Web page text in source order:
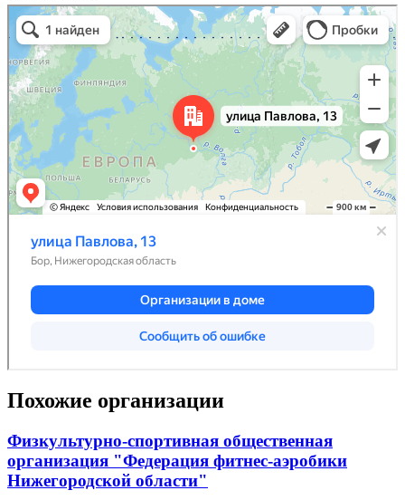
Похожие организации
Физкультурно-спортивная общественная
организация "Федерация фитнес-аэробики
Нижегородской области"